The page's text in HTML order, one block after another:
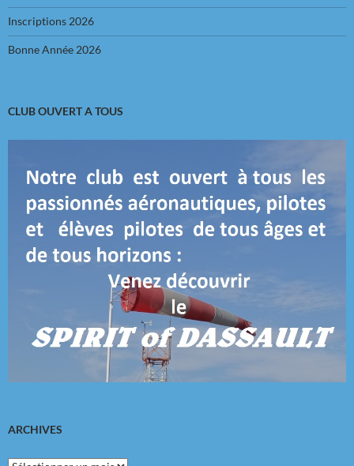
Inscriptions 2026
Bonne Année 2026
CLUB OUVERT A TOUS
ARCHIVES